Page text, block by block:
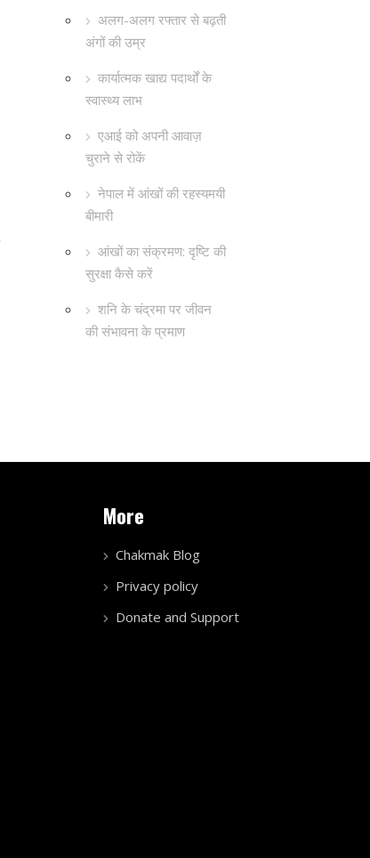
अलग-अलग रफ्तार से बढ़ती
अंगों की उम्र
कार्यात्मक खाद्य पदार्थों के
स्वास्थ्य लाभ
एआई को अपनी आवाज़
चुराने से रोकें
नेपाल में आंखों की रहस्यमयी
बीमारी
आंखों का संक्रमण: दृष्टि की
सुरक्षा कैसे करें
शनि के चंद्रमा पर जीवन
की संभावना के प्रमाण
More
Chakmak Blog
Privacy policy
Donate and Support